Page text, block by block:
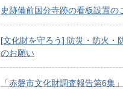
史跡備前国分寺跡の看板設置の
[文化財を守ろう] 防災・防火・
のお願い
「赤磐市文化財調査報告第6集